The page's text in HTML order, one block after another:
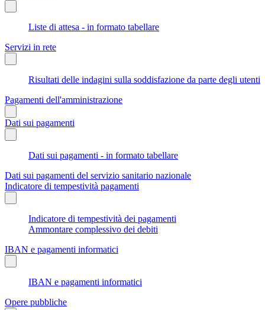
Liste di attesa - in formato tabellare
Servizi in rete
Risultati delle indagini sulla soddisfazione da parte degli utenti
Pagamenti dell'amministrazione
Dati sui pagamenti
Dati sui pagamenti - in formato tabellare
Dati sui pagamenti del servizio sanitario nazionale
Indicatore di tempestività pagamenti
Indicatore di tempestività dei pagamenti
Ammontare complessivo dei debiti
IBAN e pagamenti informatici
IBAN e pagamenti informatici
Opere pubbliche